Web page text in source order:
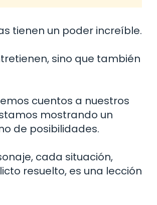
tienen un poder increíble.
sino que también
cuentos a nuestros
mostrando un
de posibilidades.
cada situación,
resuelto, es una lección